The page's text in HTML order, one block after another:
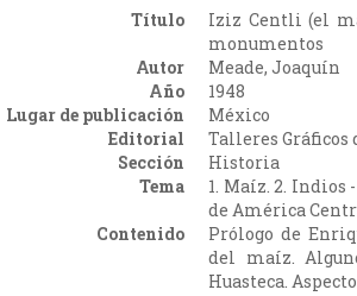
Título
Iziz Centli (el
monumentos
Autor
Meade, Joaquín
Año
1948
Lugar de publicación
México
Editorial
Talleres Gráficos
Sección
Historia
Tema
1. Maíz. 2.
de América
Contenido
Prólogo de
del maíz.
Huasteca.